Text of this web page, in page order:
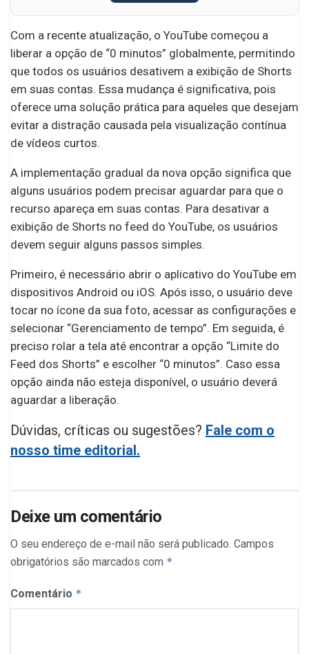
Com a recente atualização, o YouTube começou a
liberar a opção de “0 minutos” globalmente, permitindo
que todos os usuários desativem a exibição de Shorts
em suas contas. Essa mudança é significativa, pois
oferece uma solução prática para aqueles que desejam
evitar a distração causada pela visualização contínua
de vídeos curtos.
A implementação gradual da nova opção significa que
alguns usuários podem precisar aguardar para que o
recurso apareça em suas contas. Para desativar a
exibição de Shorts no feed do YouTube, os usuários
devem seguir alguns passos simples.
Primeiro, é necessário abrir o aplicativo do YouTube em
dispositivos Android ou iOS. Após isso, o usuário deve
tocar no ícone da sua foto, acessar as configurações e
selecionar “Gerenciamento de tempo”. Em seguida, é
preciso rolar a tela até encontrar a opção “Limite do
Feed dos Shorts” e escolher “0 minutos”. Caso essa
opção ainda não esteja disponível, o usuário deverá
aguardar a liberação.
Dúvidas, críticas ou sugestões? Fale com o
nosso time editorial.
Deixe um comentário
O seu endereço de e-mail não será publicado. Campos
obrigatórios são marcados com *
Comentário *